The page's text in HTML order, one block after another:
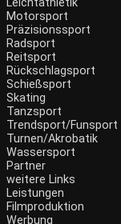
Leichtathletik
Motorsport
Präzisionssport
Radsport
Reitsport
Rückschlagsport
Schießsport
Skating
Tanzsport
Trendsport/Funsport
Turnen/Akrobatik
Wassersport
Partner
weitere Links
Leistungen
Filmproduktion
Werbung